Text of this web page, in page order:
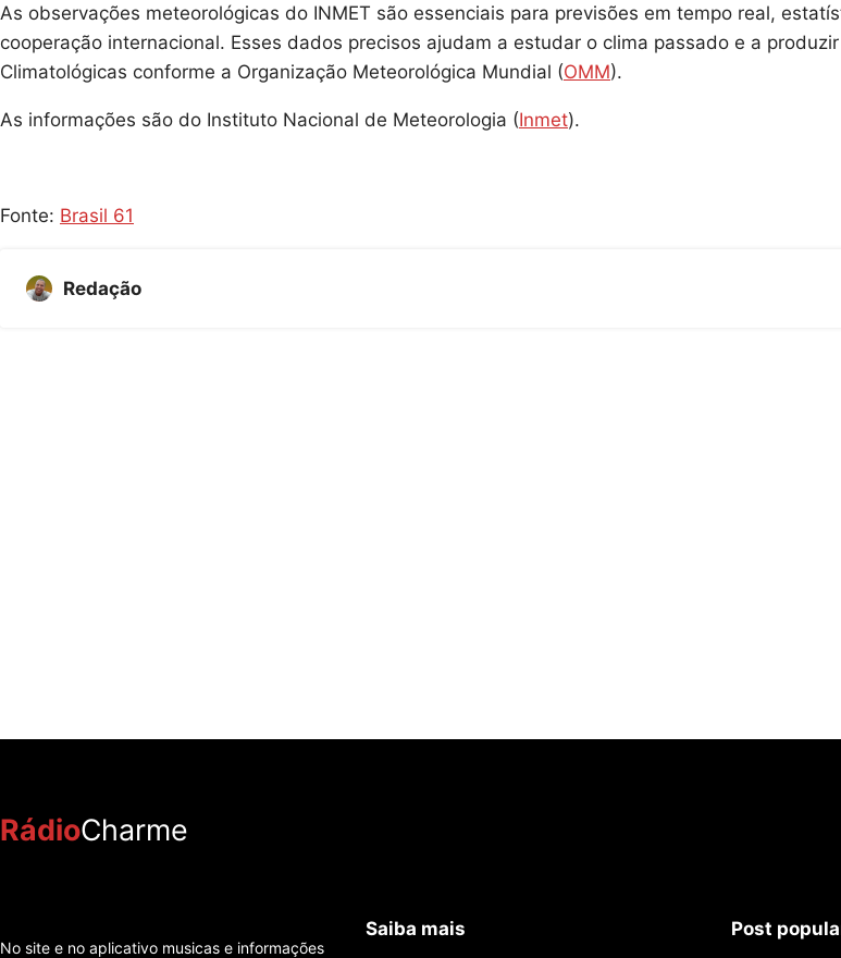
As observações meteorológicas do INMET são essenciais para previsões em tempo real,
cooperação internacional. Esses dados precisos ajudam a estudar o clima passado e a
Climatológicas conforme a Organização Meteorológica Mundial (OMM).
As informações são do Instituto Nacional de Meteorologia (Inmet).
Fonte: Brasil 61
Redação
RádioCharme
No site e no aplicativo musicas e informações
Saiba mais Post